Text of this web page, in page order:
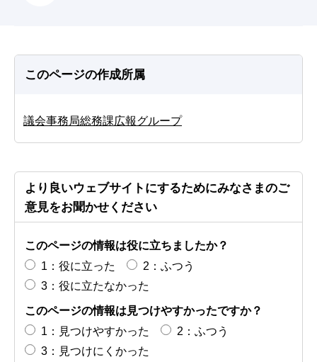
このページの作成所属
議会事務局総務課広報グループ
より良いウェブサイトにするためにみなさまのご
意見をお聞かせください
このページの情報は役に立ちましたか？
1：役に立った
2：ふつう
3：役に立たなかった
このページの情報は見つけやすかったですか？
1：見つけやすかった
2：ふつう
3：見つけにくかった